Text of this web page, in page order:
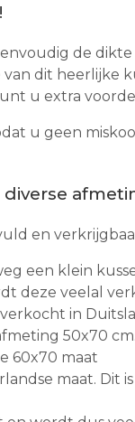
de
dit
u extra
u geen
diverse
en
een klein
deze veelal
in
50x70
60x70 maat
maat.